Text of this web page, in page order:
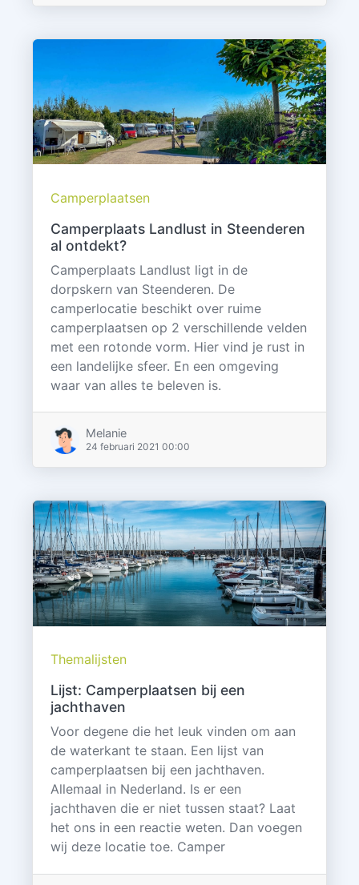
Camperplaatsen
Camperplaats Landlust in Steenderen
al ontdekt?
Camperplaats Landlust ligt in de
dorpskern van Steenderen. De
camperlocatie beschikt over ruime
camperplaatsen op 2 verschillende velden
met een rotonde vorm. Hier vind je rust in
een landelijke sfeer. En een omgeving
waar van alles te beleven is.
Melanie
24 februari 2021 00:00
Themalijsten
Lijst: Camperplaatsen bij een
jachthaven
Voor degene die het leuk vinden om aan
de waterkant te staan. Een lijst van
camperplaatsen bij een jachthaven.
Allemaal in Nederland. Is er een
jachthaven die er niet tussen staat? Laat
het ons in een reactie weten. Dan voegen
wij deze locatie toe. Camper